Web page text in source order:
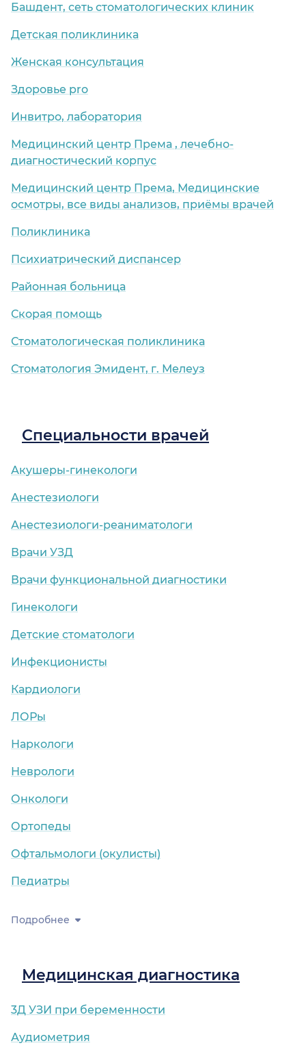
Башдент, сеть стоматологических клиник
Детская поликлиника
Женская консультация
Здоровье pro
Инвитро, лаборатория
Медицинский центр Према , лечебно-
диагностический корпус
Медицинский центр Према, Медицинские
осмотры, все виды анализов, приёмы врачей
Поликлиника
Психиатрический диспансер
Районная больница
Скорая помощь
Стоматологическая поликлиника
Стоматология Эмидент, г. Мелеуз
Специальности врачей
Акушеры-гинекологи
Анестезиологи
Анестезиологи-реаниматологи
Врачи УЗД
Врачи функциональной диагностики
Гинекологи
Детские стоматологи
Инфекционисты
Кардиологи
ЛОРы
Наркологи
Неврологи
Онкологи
Ортопеды
Офтальмологи (окулисты)
Педиатры
Подробнее
Медицинская диагностика
3Д УЗИ при беременности
Аудиометрия